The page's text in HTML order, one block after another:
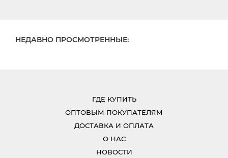
НЕДАВНО ПРОСМОТРЕННЫЕ:
ГДЕ КУПИТЬ
ОПТОВЫМ ПОКУПАТЕЛЯМ
ДОСТАВКА И ОПЛАТА
О НАС
НОВОСТИ